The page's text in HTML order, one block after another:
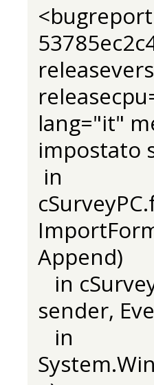
lang="it"
impostato
in
Append)
in
sender,
in